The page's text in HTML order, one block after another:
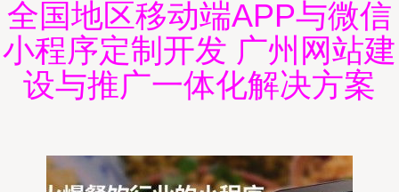
全国地区移动端APP与微信
小程序定制开发 广州网站建
设与推广一体化解决方案